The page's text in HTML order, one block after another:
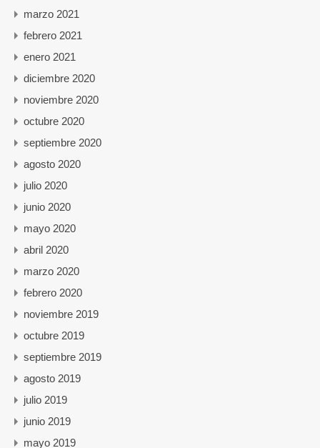
marzo 2021
febrero 2021
enero 2021
diciembre 2020
noviembre 2020
octubre 2020
septiembre 2020
agosto 2020
julio 2020
junio 2020
mayo 2020
abril 2020
marzo 2020
febrero 2020
noviembre 2019
octubre 2019
septiembre 2019
agosto 2019
julio 2019
junio 2019
mayo 2019